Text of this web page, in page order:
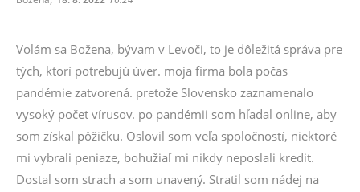
Volám sa Božena, bývam v Levoči, to je dôležitá správa pre
tých, ktorí potrebujú úver. moja firma bola počas
pandémie zatvorená. pretože Slovensko zaznamenalo
vysoký počet vírusov. po pandémii som hľadal online, aby
som získal pôžičku. Oslovil som veľa spoločností, niektoré
mi vybrali peniaze, bohužiaľ mi nikdy neposlali kredit.
Dostal som strach a som unavený. Stratil som nádej na